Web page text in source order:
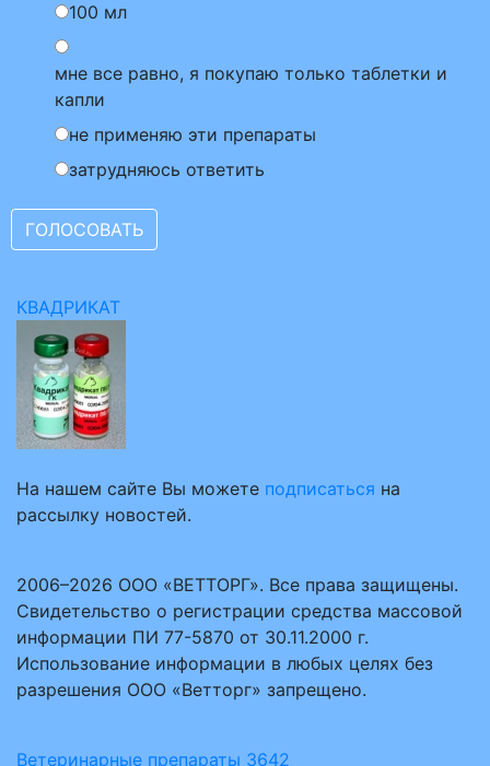
100 мл
мне все равно, я покупаю только таблетки и
капли
не применяю эти препараты
затрудняюсь ответить
КВАДРИКАТ
На нашем сайте Вы можете подписаться на
рассылку новостей.
2006–2026 ООО «ВЕТТОРГ». Все права защищены.
Свидетельство о регистрации средства массовой
информации ПИ 77-5870 от 30.11.2000 г.
Использование информации в любых целях без
разрешения ООО «Ветторг» запрещено.
Ветеринарные препараты 3642